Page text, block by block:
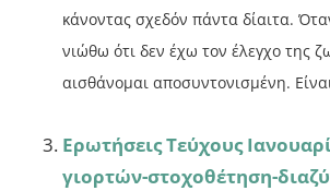
κάνοντας σχεδόν πάντα δίαιτα.
νιώθω ότι δεν έχω τον έλεγχο της
αισθάνομαι αποσυντονισμένη.
Ερωτήσεις Τεύχους
γιορτών-στοχοθέτηση-